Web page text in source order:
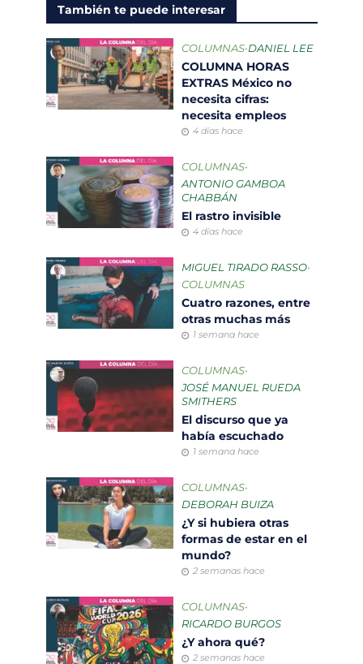
También te puede interesar
COLUMNAS•DANIEL LEE
COLUMNA HORAS
EXTRAS México no
necesita cifras:
necesita empleos
4 días hace
COLUMNAS•
ANTONIO GAMBOA
CHABBÁN
El rastro invisible
4 días hace
MIGUEL TIRADO RASSO•
COLUMNAS
Cuatro razones, entre
otras muchas más
1 semana hace
COLUMNAS•
JOSÉ MANUEL RUEDA
SMITHERS
El discurso que ya
había escuchado
1 semana hace
COLUMNAS•
DEBORAH BUIZA
¿Y si hubiera otras
formas de estar en el
mundo?
2 semanas hace
COLUMNAS•
RICARDO BURGOS
¿Y ahora qué?
2 semanas hace